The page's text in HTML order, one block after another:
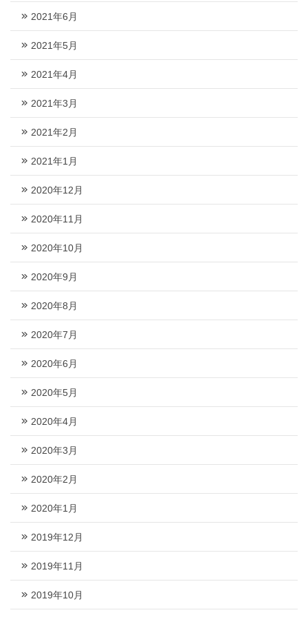
2021年6月
2021年5月
2021年4月
2021年3月
2021年2月
2021年1月
2020年12月
2020年11月
2020年10月
2020年9月
2020年8月
2020年7月
2020年6月
2020年5月
2020年4月
2020年3月
2020年2月
2020年1月
2019年12月
2019年11月
2019年10月